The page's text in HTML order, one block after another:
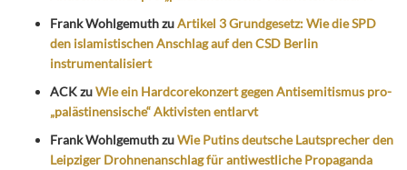
Frank WohlgemuthzuArtikel 3 Grundgesetz: Wie die SPD
den islamistischen Anschlag auf den CSD Berlin
instrumentalisiert
ACKzuWie ein Hardcorekonzert gegen Antisemitismus pro-
„palästinensische“ Aktivisten entlarvt
Frank WohlgemuthzuWie Putins deutsche Lautsprecher den
Leipziger Drohnenanschlag für antiwestliche Propaganda